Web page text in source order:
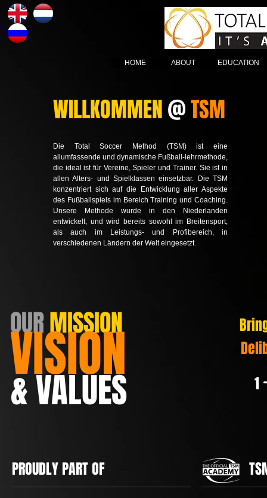
HOME ABOUT EDUCATION
WILLKOMMEN@TSM
Die Total Soccer Method (TSM) ist eine
allumfassende und dynamische Fußball-lehrmethode,
die ideal ist für Vereine, Spieler und Trainer. Sie ist in
allen Alters- und Spielklassen einsetzbar. Die TSM
konzentriert sich auf die Entwicklung aller Aspekte
des Fußballspiels im Bereich Training und Coaching.
Unsere Methode wurde in den Niederlanden
entwickelt, und wird bereits sowohl im Breitensport,
als auch im Leistungs- und Profibereich, in
verschiedenen Ländern der Welt eingesetzt.
1
OURMISSION
VISION
& VALUES
PROUDLY PART OF